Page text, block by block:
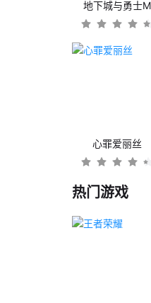
地下城与勇士M
心罪爱丽丝
热门游戏